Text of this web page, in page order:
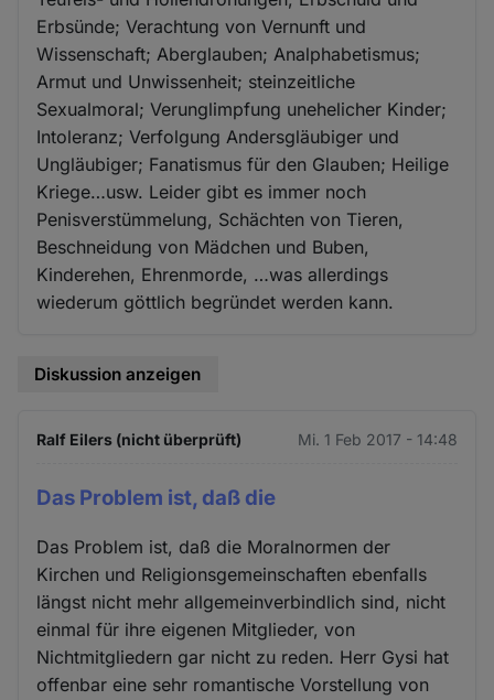
Erbsünde; Verachtung von Vernunft und
Wissenschaft; Aberglauben; Analphabetismus;
Armut und Unwissenheit; steinzeitliche
Sexualmoral; Verunglimpfung unehelicher Kinder;
Intoleranz; Verfolgung Andersgläubiger und
Ungläubiger; Fanatismus für den Glauben; Heilige
Kriege…usw. Leider gibt es immer noch
Penisverstümmelung, Schächten von Tieren,
Beschneidung von Mädchen und Buben,
Kinderehen, Ehrenmorde, …was allerdings
wiederum göttlich begründet werden kann.
Diskussion anzeigen
Ralf Eilers (nicht überprüft) Mi. 1 Feb 2017 - 14:48
Das Problem ist, daß die
Das Problem ist, daß die Moralnormen der
Kirchen und Religionsgemeinschaften ebenfalls
längst nicht mehr allgemeinverbindlich sind, nicht
einmal für ihre eigenen Mitglieder, von
Nichtmitgliedern gar nicht zu reden. Herr Gysi hat
offenbar eine sehr romantische Vorstellung von